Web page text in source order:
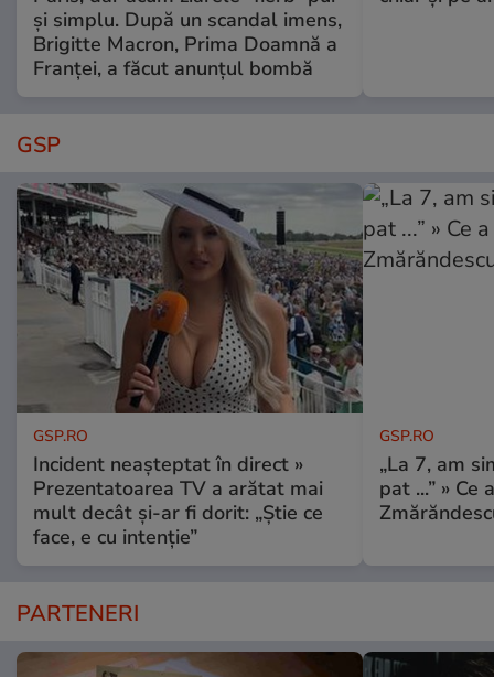
și simplu. După un scandal imens,
Brigitte Macron, Prima Doamnă a
Franței, a făcut anunțul bombă
GSP
GSP.RO
Incident neașteptat în direct »
Prezentatoarea TV a arătat mai
mult decât și-ar fi dorit: „Știe ce
face, e cu intenție”
GSP.RO
„La 7, am
pat ...” »
PARTENERI